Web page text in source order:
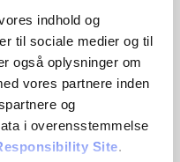
indhold og
til sociale medier og til
også oplysninger om
vores partnere inden
og
i overensstemmelse
Site